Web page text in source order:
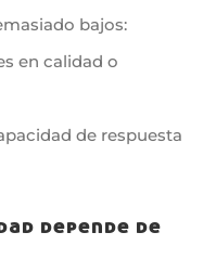
bajos:
en calidad o
de respuesta
depende de